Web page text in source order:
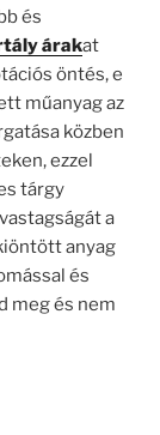
és
árakat
öntés, e
műanyag az
közben
ezzel
tárgy
a
anyag
és
meg és nem